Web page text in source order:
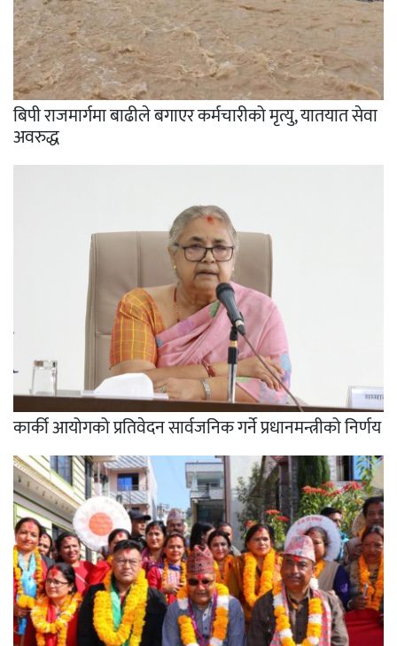
बिपी राजमार्गमा बाढीले बगाएर कर्मचारीको मृत्यु, यातयात सेवा
अवरुद्ध
कार्की आयोगको प्रतिवेदन सार्वजनिक गर्ने प्रधानमन्त्रीको निर्णय